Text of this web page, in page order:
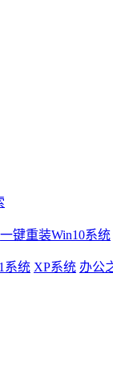
一键重装Win10系统
系统 XP系统 办公